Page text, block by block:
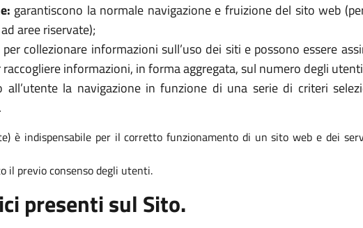
garantiscono la normale navigazione e fruizione del sito web
aree riservate);
collezionare informazioni sull’uso dei siti e possono essere
informazioni, in forma aggregata, sul numero degli
all’utente la navigazione in funzione di una serie di criteri
è indispensabile per il corretto funzionamento di un sito web e dei
il previo consenso degli utenti.
presenti sul Sito.